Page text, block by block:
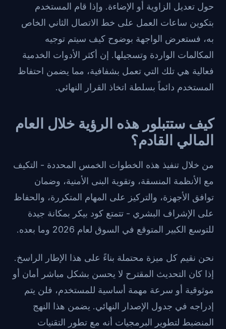
حول تعديل الزاوية أو الإضاءة. وإذا قام المستخدم
بتكوين ساعات العمل على خط الاتصال الثاني الخاص
به، فستعرض الواجهة بوضوح كيف سيتم توجيه
المكالمات الواردة وتسجيلها. إن أكثر الأدوات الخدمية
فعالية هي تلك التي تعمل بشفافية، مما يضمن احتفاظ
المستخدم دائماً بسلطة اتخاذ القرار النهائي.
كيف ستتبلور هذه الرؤية خلال العام
المالي القادم؟
من خلال تنفيذ هذه الخطوات الخمس المحددة - التكيف
مع الأنظمة المنسقة، وتقوية البنى الأمنية، وضمان
توافق الأجهزة، والتركيز على المهام المتكررة، والحفاظ
على الإشراف البشري - تتمتع كود بيكر بمكانة جيدة
للتوسع الكبير المتوقع في السوق لعام 2026 وما بعده.
نحن نقيم كل ميزة محتملة بناءً على هذا الإطار الراسخ.
إذا كان التحديث المقترح لا يحسن بشكل مباشر أمان أو
موثوقية أو سرعة مهمة أساسية للمستخدم، فلن يتم
إدراجه في جدول الإصدار النهائي. يضمن هذا النهج
المنضبط لتطوير البرمجيات أنه مع تطور التقنيات